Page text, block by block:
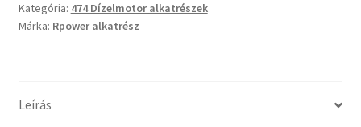
túl
méretes
Kategória: 474 Dízelmotor alkatrészek
Márka: Rpower alkatrész
Leírás